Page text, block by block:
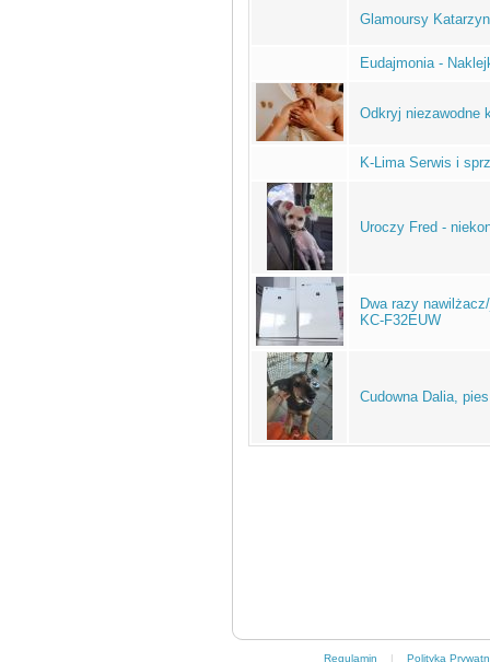
Glamoursy
Eudajmonia -
Odkryj niezawodne
K-Lima Serwis i
Uroczy Fred -
Dwa razy
KC-F32EUW
Cudowna Dalia,
Regulamin | Polityka